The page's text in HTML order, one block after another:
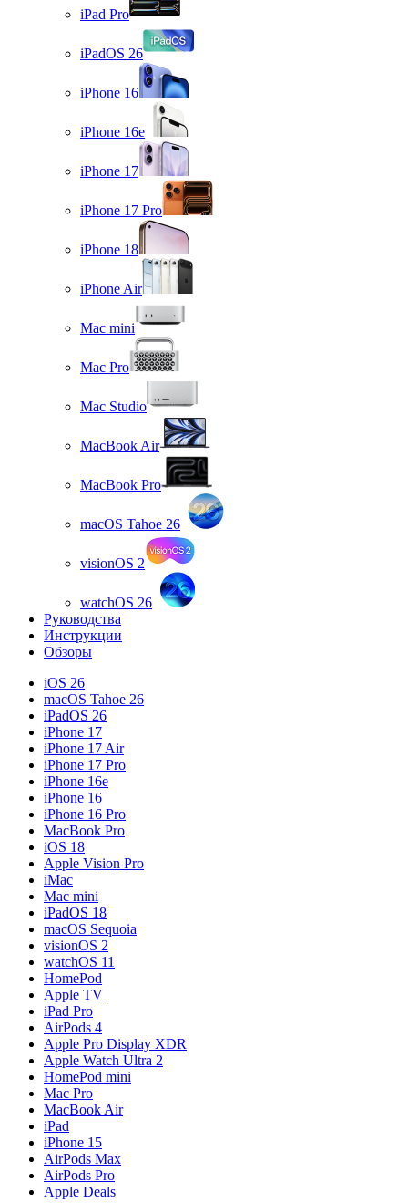
iPad Pro
iPadOS 26
iPhone 16
iPhone 16e
iPhone 17
iPhone 17 Pro
iPhone 18
iPhone Air
Mac mini
Mac Pro
Mac Studio
MacBook Air
MacBook Pro
macOS Tahoe 26
visionOS 2
watchOS 26
Руководства
Инструкции
Обзоры
iOS 26
macOS Tahoe 26
iPadOS 26
iPhone 17
iPhone 17 Air
iPhone 17 Pro
iPhone 16e
iPhone 16
iPhone 16 Pro
MacBook Pro
iOS 18
Apple Vision Pro
iMac
Mac mini
iPadOS 18
macOS Sequoia
visionOS 2
watchOS 11
HomePod
Apple TV
iPad Pro
AirPods 4
Apple Pro Display XDR
Apple Watch Ultra 2
HomePod mini
Mac Pro
MacBook Air
iPad
iPhone 15
AirPods Max
AirPods Pro
Apple Deals